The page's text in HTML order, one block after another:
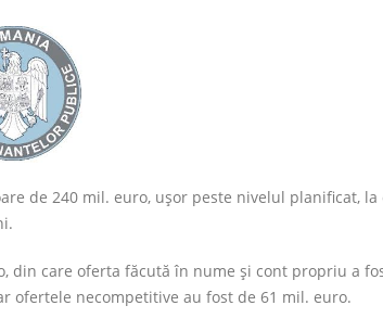
de 240 mil. euro, uşor peste nivelul planificat, la
din care oferta făcută în nume şi cont propriu a
ofertele necompetitive au fost de 61 mil. euro.